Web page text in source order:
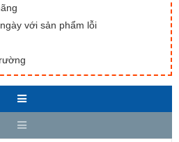
với sản phẩm lỗi